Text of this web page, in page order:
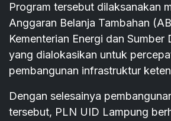
Program tersebut dilaksanakan
Anggaran Belanja Tambahan
Kementerian Energi dan Sumber
yang dialokasikan untuk
pembangunan infrastruktur
Dengan selesainya
tersebut, PLN UID Lampung